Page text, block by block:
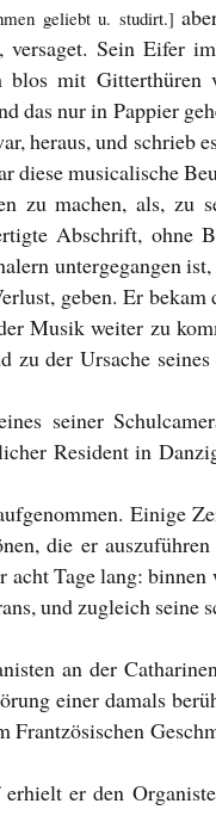
geliebt u. studirt.]
Sein Eifer
mit Gitterthüren
das nur in Pappier
heraus, und schrieb
diese musicalische
zu machen, als, zu
Abschrift, ohne
untergegangen ist,
geben. Er
Musik weiter zu
der Ursache seines
seiner
Resident in
Einige
die er auszuführen
Tage lang: binnen
und zugleich seine
an der
einer damals
er den